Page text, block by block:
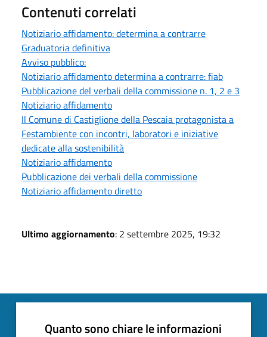
Contenuti correlati
Notiziario affidamento: determina a contrarre
Graduatoria definitiva
Avviso pubblico:
Notiziario affidamento determina a contrarre: fiab
Pubblicazione del verbali della commissione n. 1, 2 e 3
Notiziario affidamento
Il Comune di Castiglione della Pescaia protagonista a
Festambiente con incontri, laboratori e iniziative
dedicate alla sostenibilità
Notiziario affidamento
Pubblicazione dei verbali della commissione
Notiziario affidamento diretto
Ultimo aggiornamento: 2 settembre 2025, 19:32
Quanto sono chiare le informazioni